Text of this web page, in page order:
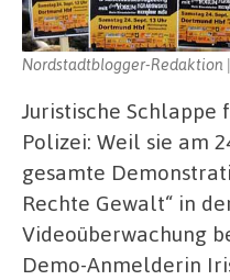
Nordstadtblogger-Redaktion
Juristische
Polizei: Weil sie am
gesamte
Rechte Gewalt“ in
Videoüberwachung
Demo-Anmelderin